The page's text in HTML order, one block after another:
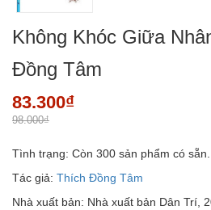
Không Khóc Giữa
Đồng Tâm
83.300₫
98.000₫
Tình trạng: Còn 300 sản phẩm có sẵn.
Tác giả: Thích Đồng Tâm
Nhà xuất bản: Nhà xuất bản Dân Trí,